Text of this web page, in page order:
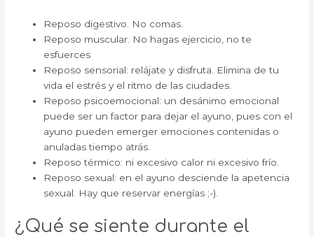
Reposo digestivo. No comas.
Reposo muscular. No hagas ejercicio, no te
esfuerces
Reposo sensorial: relájate y disfruta. Elimina de tu
vida el estrés y el ritmo de las ciudades.
Reposo psicoemocional: un desánimo emocional
puede ser un factor para dejar el ayuno, pues con el
ayuno pueden emerger emociones contenidas o
anuladas tiempo atrás.
Reposo térmico: ni excesivo calor ni excesivo frío.
Reposo sexual: en el ayuno desciende la apetencia
sexual. Hay que reservar energías ;-).
¿Qué se siente durante el